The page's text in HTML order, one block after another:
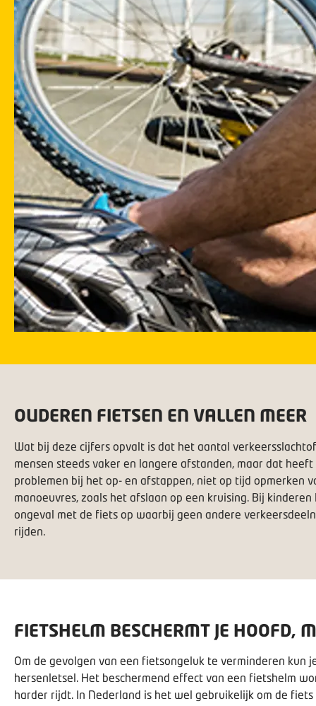
OUDEREN FIETSEN EN VALLEN MEER
Wat bij deze cijfers opvalt is dat het aantal
mensen steeds vaker en langere afstanden, maar dat
problemen bij het op- en afstappen, niet op tijd opmerken
manoeuvres, zoals het afslaan op een kruising. Bij
ongeval met de fiets op waarbij geen andere
rijden.
FIETSHELM BESCHERMT JE HOOFD,
Om de gevolgen van een fietsongeluk te verminderen kun
hersenletsel. Het beschermend effect van een fietshelm
harder rijdt. In Nederland is het wel gebruikelijk om de